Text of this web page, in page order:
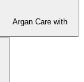
Argan Care with